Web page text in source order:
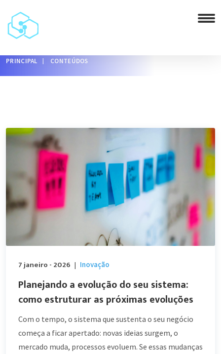
PRINCIPAL CONTEÚDOS
7 janeiro - 2026 | Inovação
Planejando a evolução do seu sistema:
como estruturar as próximas evoluções
Com o tempo, o sistema que sustenta o seu negócio
começa a ficar apertado: novas ideias surgem, o
mercado muda, processos evoluem. Se essas mudanças